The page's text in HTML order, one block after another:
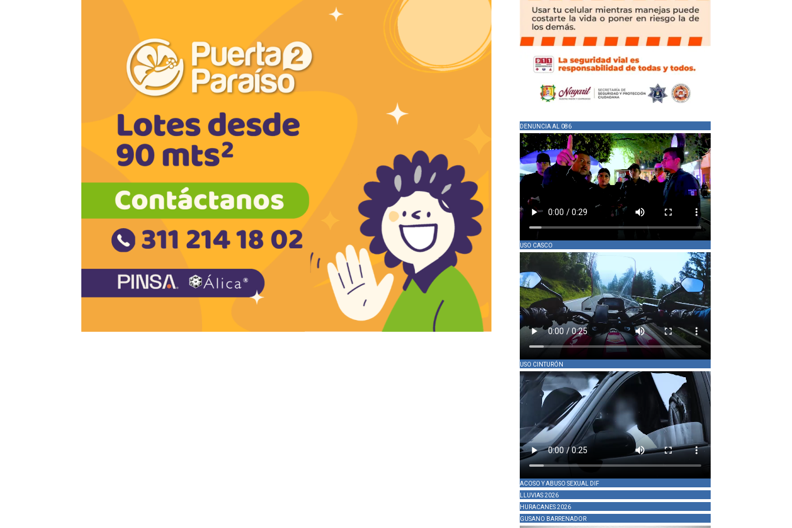
DENUNCIA AL 086
USO CASCO
USO CINTURÓN
ACOSO Y ABUSO SEXUAL DIF
LLUVIAS 2026
HURACANES 2026
GUSANO BARRENADOR